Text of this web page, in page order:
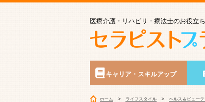
医療介護・リハビリ・療法士のお役立
キャリア・スキルアップ
ホーム ライフスタイル ヘルス＆ビュー